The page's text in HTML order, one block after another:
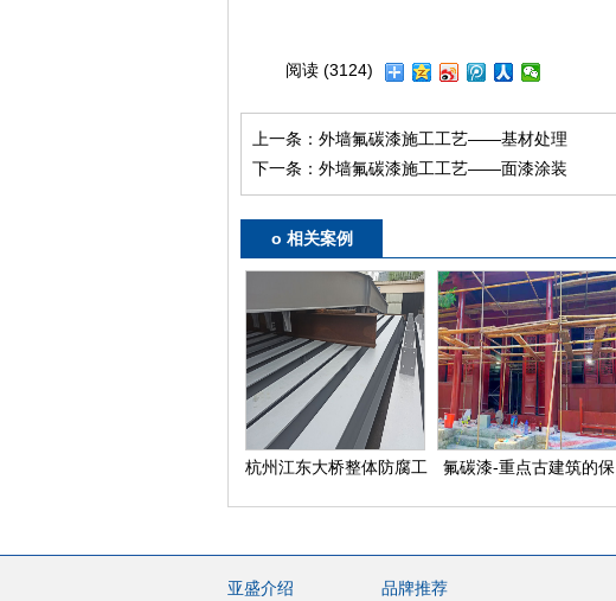
阅读 (3124)
上一条： 外墙氟碳漆施工工艺——基材处理
下一条： 外墙氟碳漆施工工艺——面漆涂装
o 相关案例
杭州江东大桥整体防腐工
氟碳漆-重点古建筑的保
亚盛介绍 品牌推荐